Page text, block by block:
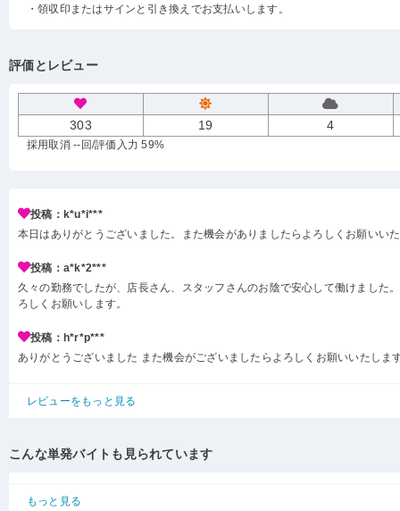
・領収印またはサインと引き換えでお支払いします。
評価とレビュー
303 19 4
採用取消 --回/評価入力 59%
投稿：k*u*i***
本日はありがとうございました。また機会がありましたらよろしくお願いい
投稿：a*k*2***
久々の勤務でしたが、店長さん、スタッフさんのお陰で安心して働けました
ろしくお願いします。
投稿：h*r*p***
ありがとうございました また機会がございましたらよろしくお願いいたしま
レビューをもっと見る
こんな単発バイトも見られています
もっと見る